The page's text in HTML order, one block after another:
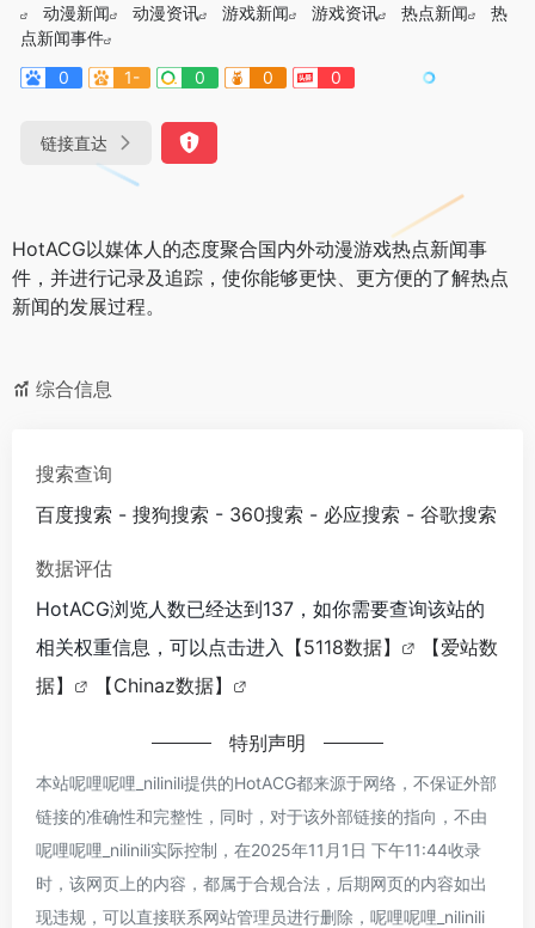
动漫新闻
动漫资讯 游戏新闻 游戏资讯 热点新闻
热
点新闻事件
0
1- 0 0 0
链接直达
HotACG以媒体人的态度聚合国内外动漫游戏热点新闻事
件，并进行记录及追踪，使你能够更快、更方便的了解热点
新闻的发展过程。
综合信息
搜索查询
百度搜索 - 搜狗搜索 - 360搜索 - 必应搜索 - 谷歌搜索
数据评估
HotACG浏览人数已经达到137，如你需要查询该站的
相关权重信息，可以点击进入
【5118数据】
【爱站数
据】
【Chinaz数据】
特别声明
本站呢哩呢哩_nilinili提供的HotACG都来源于网络，不保证外部
链接的准确性和完整性，同时，对于该外部链接的指向，不由
呢哩呢哩_nilinili实际控制，在2025年11月1日 下午11:44收录
时，该网页上的内容，都属于合规合法，后期网页的内容如出
现违规，可以直接联系网站管理员进行删除，呢哩呢哩_nilinili